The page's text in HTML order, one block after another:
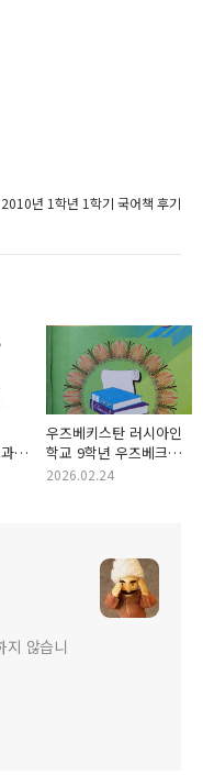
년 1학년 1학기 국어책 후기
서
우즈베키스탄 러시아인
학교 9학년 우즈베크어
교과서
2026.02.24
지 않습니